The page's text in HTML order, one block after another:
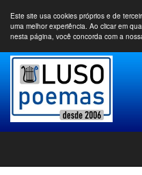
Este site usa cookies próprios e de
uma melhor experiência. Ao clicar em
nesta página, você concorda com a